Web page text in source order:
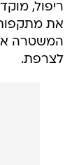
ריפול,
את
המשטרה
לצרפת.